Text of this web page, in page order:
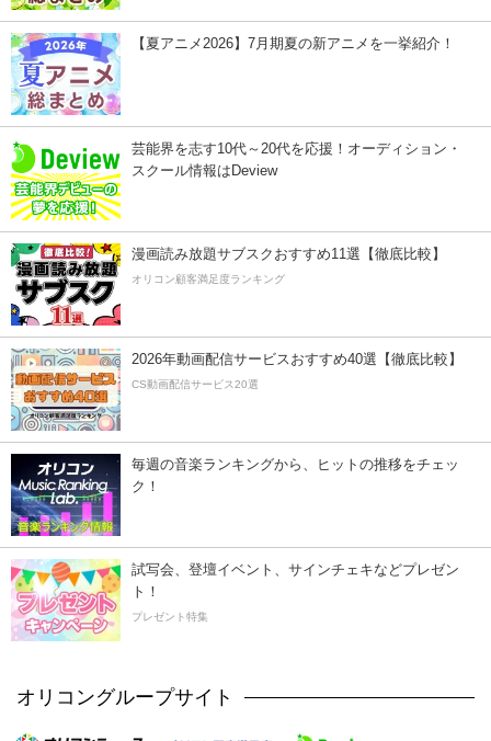
【夏アニメ2026】7月期夏の新アニメを一挙紹介！
芸能界を志す10代～20代を応援！オーディション・
スクール情報はDeview
漫画読み放題サブスクおすすめ11選【徹底比較】
オリコン顧客満足度ランキング
2026年動画配信サービスおすすめ40選【徹底比較】
CS動画配信サービス20選
毎週の音楽ランキングから、ヒットの推移をチェッ
ク！
試写会、登壇イベント、サインチェキなどプレゼン
ト！
プレゼント特集
オリコングループサイト